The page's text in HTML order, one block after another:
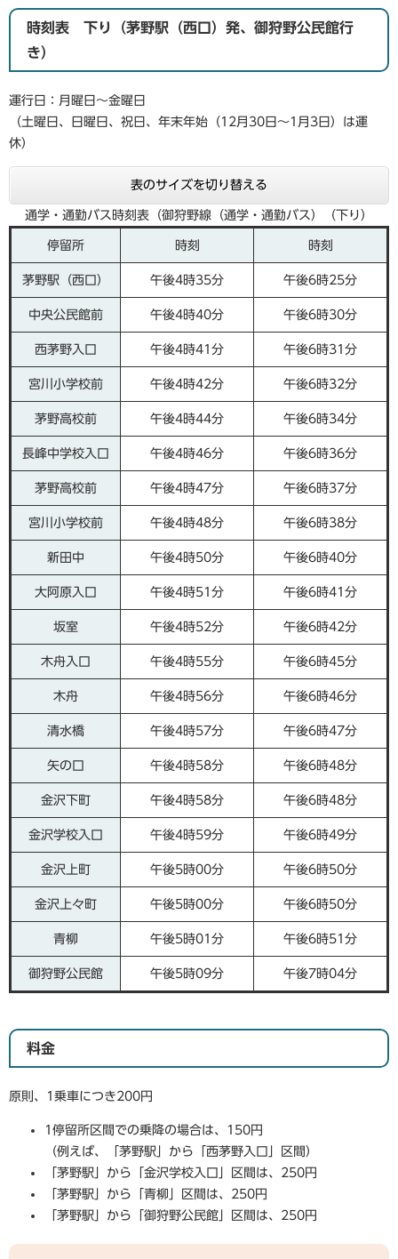
時刻表 下り（茅野駅（西口）発、御狩野公民館行
き）
運行日：月曜日～金曜日
（土曜日、日曜日、祝日、年末年始（12月30日～1月3日）は運
休）
表のサイズを切り替える
通学・通勤バス時刻表（御狩野線（通学・通勤バス）（下り）
停留所 時刻 時刻
茅野駅（西口） 午後4時35分 午後6時25分
中央公民館前 午後4時40分 午後6時30分
西茅野入口 午後4時41分 午後6時31分
宮川小学校前 午後4時42分 午後6時32分
茅野高校前 午後4時44分 午後6時34分
長峰中学校入口 午後4時46分 午後6時36分
茅野高校前 午後4時47分 午後6時37分
宮川小学校前 午後4時48分 午後6時38分
新田中 午後4時50分 午後6時40分
大阿原入口 午後4時51分 午後6時41分
坂室 午後4時52分 午後6時42分
木舟入口 午後4時55分 午後6時45分
木舟 午後4時56分 午後6時46分
清水橋 午後4時57分 午後6時47分
矢の口 午後4時58分 午後6時48分
金沢下町 午後4時58分 午後6時48分
金沢学校入口 午後4時59分 午後6時49分
金沢上町 午後5時00分 午後6時50分
金沢上々町 午後5時00分 午後6時50分
青柳 午後5時01分 午後6時51分
御狩野公民館 午後5時09分 午後7時04分
料金
原則、1乗車につき200円
1停留所区間での乗降の場合は、150円
（例えば、「茅野駅」から「西茅野入口」区間）
「茅野駅」から「金沢学校入口」区間は、250円
「茅野駅」から「青柳」区間は、250円
「茅野駅」から「御狩野公民館」区間は、250円